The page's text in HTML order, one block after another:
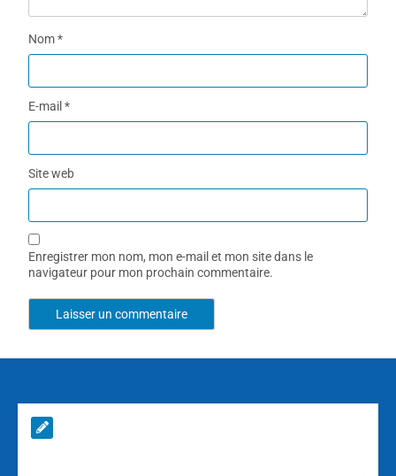
Nom*
E-mail*
Site web
Enregistrer mon nom, mon e-mail et mon site dans le
navigateur pour mon prochain commentaire.